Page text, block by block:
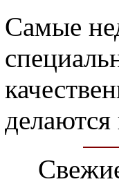
Самые